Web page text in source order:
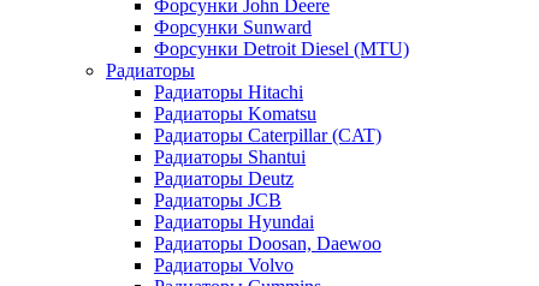
Форсунки John Deere
Форсунки Sunward
Форсунки Detroit Diesel (MTU)
Радиаторы
Радиаторы Hitachi
Радиаторы Komatsu
Радиаторы Caterpillar (CAT)
Радиаторы Shantui
Радиаторы Deutz
Радиаторы JCB
Радиаторы Hyundai
Радиаторы Doosan, Daewoo
Радиаторы Volvo